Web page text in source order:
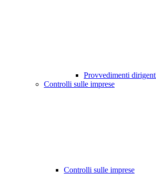
Provvedimenti
Controlli sulle imprese
Controlli sulle imprese